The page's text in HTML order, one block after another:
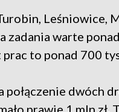
Leśniowice,
zadania warte
to ponad 700
połączenie dwóch
prawie 1 mln zł.